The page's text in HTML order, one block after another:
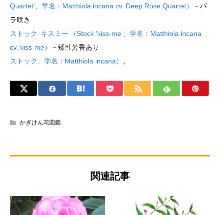
Quartet’、学名：Matthiola incana cv. Deep Rose Quartet）
－バ
ラ咲き
ストック ‘キスミー’（Stock ‘kiss-me’、学名：Matthiola incana
cv. kiss-me）
－矮性芳香あり
ストック、学名：Matthiola incana）
かぎけん花図鑑
関連記事